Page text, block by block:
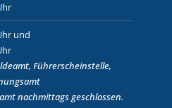
und
Führerscheinstelle,
nachmittags geschlossen.